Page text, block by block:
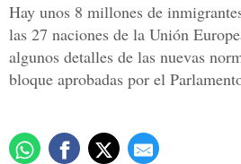
Hay unos 8 millones de
las 27 naciones de la Unión
algunos detalles de las nuevas
bloque aprobadas por el